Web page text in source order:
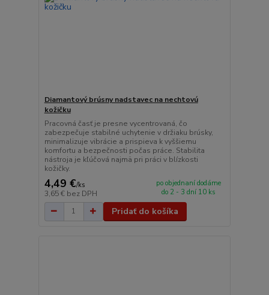
Diamantový brúsny nadstavec na nechtovú
kožičku
Pracovná časť je presne vycentrovaná, čo
zabezpečuje stabilné uchytenie v držiaku brúsky,
minimalizuje vibrácie a prispieva k vyššiemu
komfortu a bezpečnosti počas práce. Stabilita
nástroja je kľúčová najmä pri práci v blízkosti
kožičky.
4,49 €/ks
3,65 € bez DPH
po objednaní dodáme
do 2 - 3 dní 10 ks
Pridať do košíka